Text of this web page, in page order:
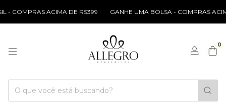
COMPRAS ACIMA DE R$399 GANHE UMA BOLSA - COMPRAS ACIMA
0